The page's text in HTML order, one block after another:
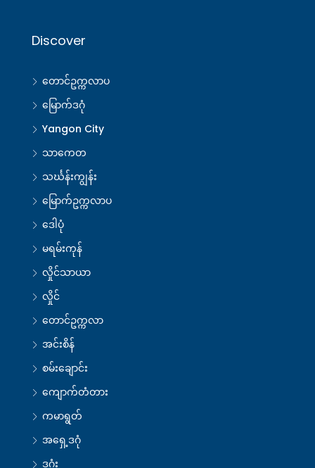
Discover
တောင်ဥက္ကလာပ
မြောက်ဒဂုံ
Yangon City
သာကေတ
သင်္ဃန်းကျွန်း
မြောက်ဥက္ကလာပ
ဒေါပုံ
မရမ်းကုန်
လှိုင်သာယာ
လှိုင်
တောင်ဥက္ကလာ
အင်းစိန်
စမ်းချောင်း
ကျောက်တံတား
ကမာရွတ်
အရှေ့ဒဂုံ
ဒဂုံး